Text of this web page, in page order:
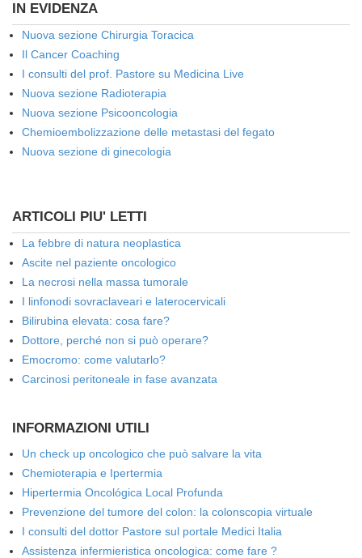
IN EVIDENZA
Nuova sezione Chirurgia Toracica
Il Cancer Coaching
I consulti del prof. Pastore su Medicina Live
Nuova sezione Radioterapia
Nuova sezione Psicooncologia
Chemioembolizzazione delle metastasi del fegato
Nuova sezione di ginecologia
ARTICOLI PIU' LETTI
La febbre di natura neoplastica
Ascite nel paziente oncologico
La necrosi nella massa tumorale
I linfonodi sovraclaveari e laterocervicali
Bilirubina elevata: cosa fare?
Dottore, perché non si può operare?
Emocromo: come valutarlo?
Carcinosi peritoneale in fase avanzata
INFORMAZIONI UTILI
Un check up oncologico che può salvare la vita
Chemioterapia e Ipertermia
Hipertermia Oncológica Local Profunda
Prevenzione del tumore del colon: la colonscopia virtuale
I consulti del dottor Pastore sul portale Medici Italia
Assistenza infermieristica oncologica: come fare ?